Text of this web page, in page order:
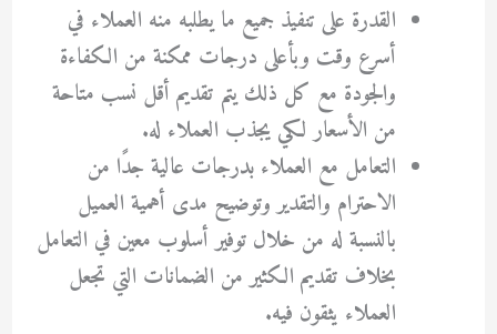
القدرة على تنفيذ جميع ما يطلبه منه العملاء في
أسرع وقت وبأعلى درجات ممكنة من الكفاءة
والجودة مع كل ذلك يتم تقديم أقل نسب متاحة
من الأسعار لكي يجذب العملاء له.
التعامل مع العملاء بدرجات عالية جدًا من
الاحترام والتقدير وتوضيح مدى أهمية العميل
بالنسبة له من خلال توفير أسلوب معين في التعامل
بخلاف تقديم الكثير من الضمانات التي تجعل
العملاء يثقون فيه.